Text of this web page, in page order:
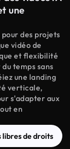
une
des projets
vidéo de
et flexibilité
temps sans
une landing
verticale,
s'adapter aux
en
libres de droits